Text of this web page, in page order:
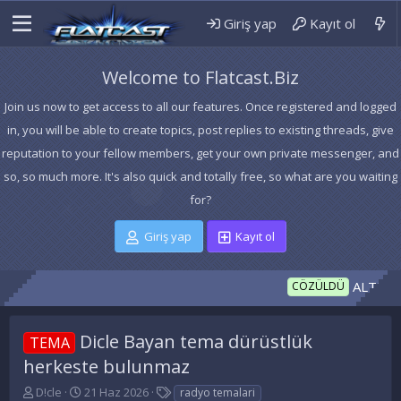
Giriş yap Kayıt ol
Welcome to Flatcast.Biz
Join us now to get access to all our features. Once registered and logged
in, you will be able to create topics, post replies to existing threads, give
reputation to your fellow members, get your own private messenger, and
so, so much more. It's also quick and totally free, so what are you waiting
for?
Giriş yap Kayıt ol
CÖZÜLDÜ ALTIN
TEMA
Dicle Bayan tema dürüstlük
herkeste bulunmaz
K
D!cle
B
21 Haz 2026
Eradyo temalari